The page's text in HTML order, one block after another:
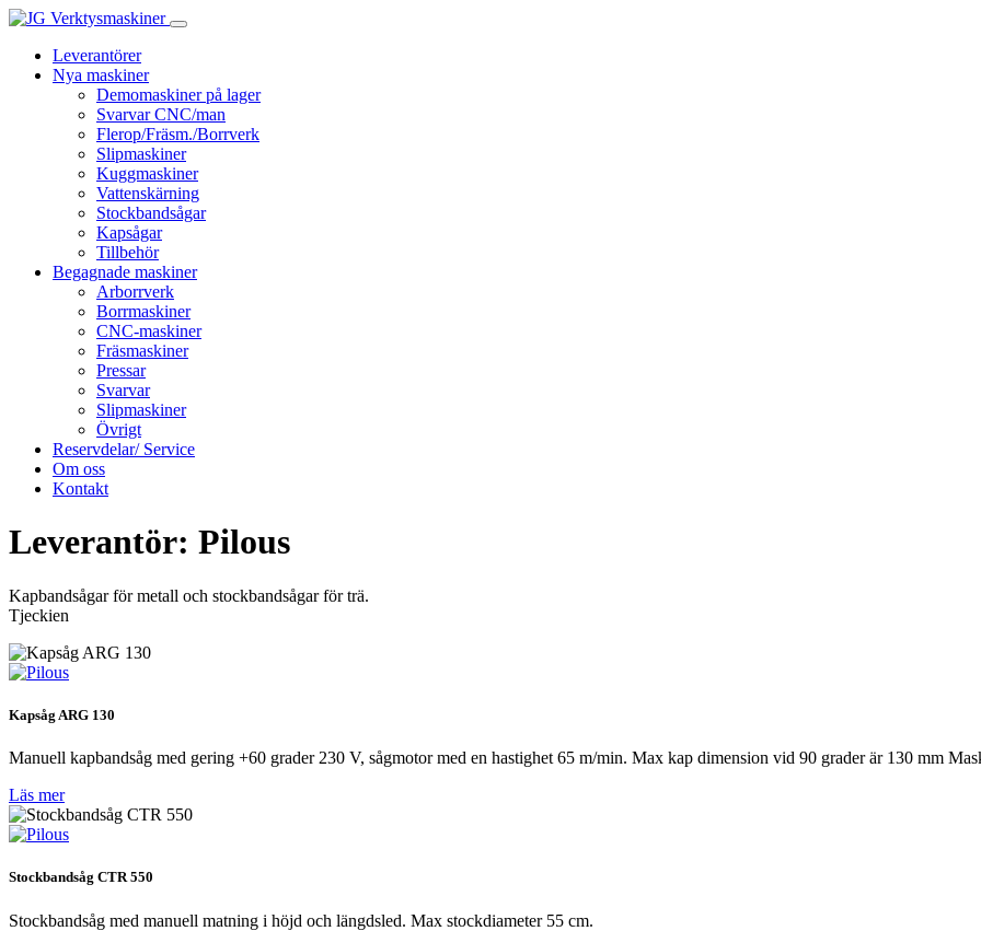
Leverantörer
Nya maskiner
Demomaskiner på lager
Svarvar CNC/man
Flerop/Fräsm./Borrverk
Slipmaskiner
Kuggmaskiner
Vattenskärning
Stockbandsågar
Kapsågar
Tillbehör
Begagnade maskiner
Arborrverk
Borrmaskiner
CNC-maskiner
Fräsmaskiner
Pressar
Svarvar
Slipmaskiner
Övrigt
Reservdelar/ Service
Om oss
Kontakt
Leverantör: Pilous
Kapbandsågar för metall och stockbandsågar för trä.
Tjeckien
Kapsåg ARG 130
Manuell kapbandsåg med gering +60 grader 230 V, sågmotor med en hastighet 65 m/min. Max kap dimension vid 90 grader är 130 mm
Läs mer
Stockbandsåg CTR 550
Stockbandsåg med manuell matning i höjd och längdsled. Max stockdiameter 55 cm.